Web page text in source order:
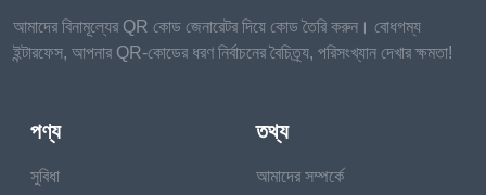
আমাদের বিনামূল্যের QR কোড জেনারেটর দিয়ে কোড তৈরি করুন। বোধগম্য
ইন্টারফেস, আপনার QR-কোডের ধরণ নির্বাচনের বৈচিত্র্য, পরিসংখ্যান দেখার ক্ষমতা!
পণ্য
সুবিধা
তথ্য
আমাদের সম্পর্কে